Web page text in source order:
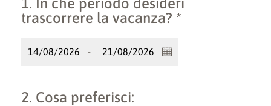
1. In che periodo desideri
trascorrere la vacanza? *
-
2. Cosa preferisci: